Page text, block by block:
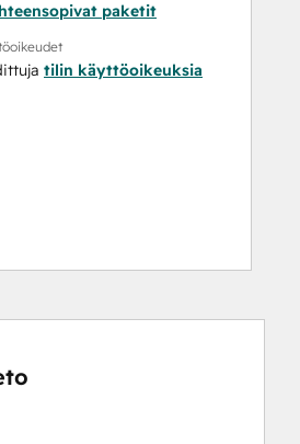
paketit
tilin käyttöoikeuksia